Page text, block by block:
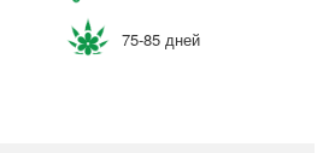
75-85 дней